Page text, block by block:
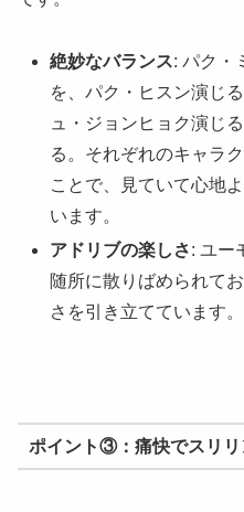
絶妙なバランス: パク・
を、パク・ヒスン演じ
ュ・ジョンヒョク演じ
る。それぞれのキャラ
ことで、見ていて心地
います。
アドリブの楽しさ: ユー
随所に散りばめられて
さを引き立てています。
ポイント③：痛快でスリリ